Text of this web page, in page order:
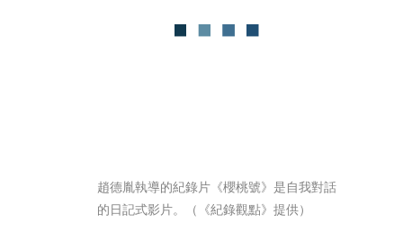
趙德胤執導的紀錄片《櫻桃號》是自我對話
的日記式影片。（《紀錄觀點》提供）